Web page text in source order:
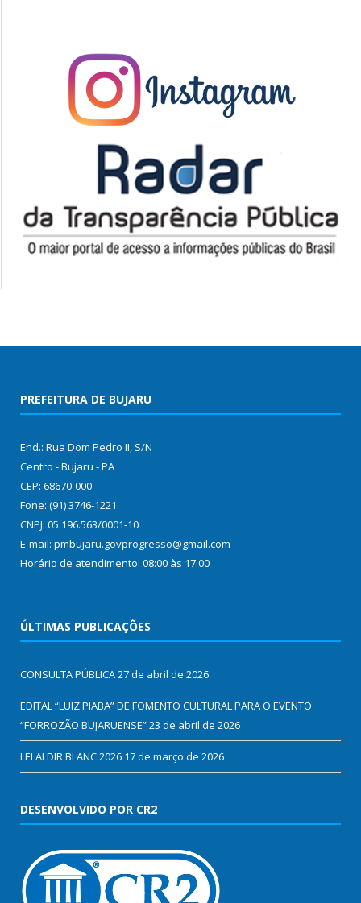
PREFEITURA DE BUJARU
End.: Rua Dom Pedro II, S/N
Centro - Bujaru - PA
CEP: 68670-000
Fone: (91) 3746-1221
CNPJ: 05.196.563/0001-10
E-mail: pmbujaru.govprogresso@gmail.com
Horário de atendimento: 08:00 às 17:00
ÚLTIMAS PUBLICAÇÕES
CONSULTA PÚBLICA27 de abril de 2026
EDITAL “LUIZ PIABA” DE FOMENTO CULTURAL PARA O EVENTO
“FORROZÃO BUJARUENSE”23 de abril de 2026
LEI ALDIR BLANC 2026 17 de março de 2026
DESENVOLVIDO POR CR2